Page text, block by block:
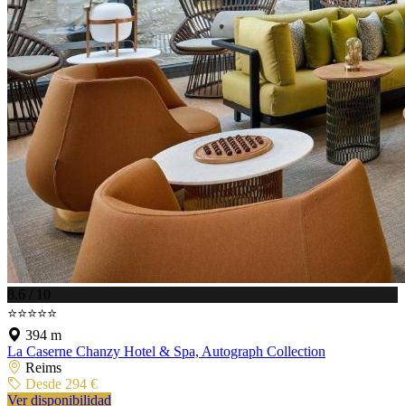
8.6 / 10
⭐⭐⭐⭐⭐
394 m
La Caserne Chanzy Hotel & Spa, Autograph Collection
Reims
Desde 294 €
Ver disponibilidad